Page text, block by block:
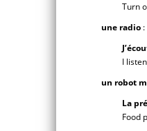
Turn
une radio
I
un robot
La
Food